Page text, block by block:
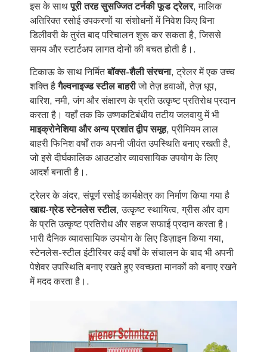
इस के साथपूरी तरह सुसज्जित टर्नकी फूड ट्रेलर, मालिक
अतिरिक्त रसोई उपकरणों या संशोधनों में निवेश किए बिना
डिलीवरी के तुरंत बाद परिचालन शुरू कर सकता है, जिससे
समय और स्टार्टअप लागत दोनों की बचत होती है।.
टिकाऊ के साथ निर्मितबॉक्स-शैली संरचना, ट्रेलर में एक उच्च
शक्ति हैगैल्वनाइज्ड स्टील बाहरीजो तेज़ हवाओं, तेज़ धूप,
बारिश, नमी, जंग और संक्षारण के प्रति उत्कृष्ट प्रतिरोध प्रदान
करता है। यहाँ तक कि उष्णकटिबंधीय तटीय जलवायु में भी
माइक्रोनेशिया और अन्य प्रशांत द्वीप समूह, प्रीमियम लाल
बाहरी फिनिश वर्षों तक अपनी जीवंत उपस्थिति बनाए रखती है,
जो इसे दीर्घकालिक आउटडोर व्यावसायिक उपयोग के लिए
आदर्श बनाती है।.
ट्रेलर के अंदर, संपूर्ण रसोई कार्यक्षेत्र का निर्माण किया गया है
खाद्य-ग्रेड स्टेनलेस स्टील, उत्कृष्ट स्थायित्व, ग्रीस और दाग
के प्रति उत्कृष्ट प्रतिरोध और सहज सफाई प्रदान करता है।
भारी दैनिक व्यावसायिक उपयोग के लिए डिज़ाइन किया गया,
स्टेनलेस-स्टील इंटीरियर कई वर्षों के संचालन के बाद भी अपनी
पेशेवर उपस्थिति बनाए रखते हुए स्वच्छता मानकों को बनाए रखने
में मदद करता है।.